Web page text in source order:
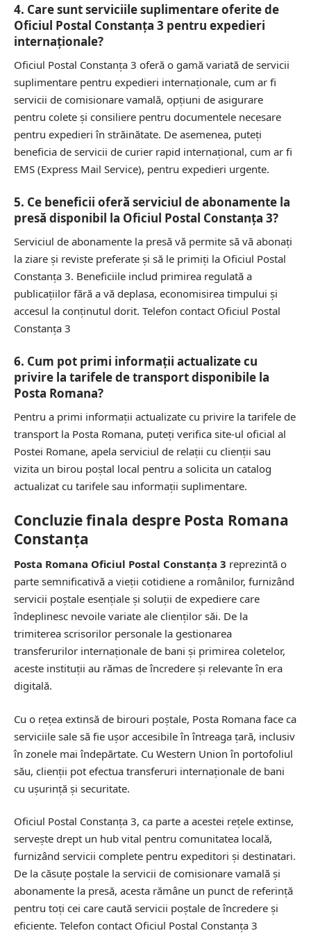
4. Care sunt serviciile suplimentare oferite de
Oficiul Postal Constanţa 3 pentru expedieri
internaționale?
Oficiul Postal Constanţa 3 oferă o gamă variată de servicii
suplimentare pentru expedieri internaționale, cum ar fi
servicii de comisionare vamală, opțiuni de asigurare
pentru colete și consiliere pentru documentele necesare
pentru expedieri în străinătate. De asemenea, puteți
beneficia de servicii de curier rapid internațional, cum ar fi
EMS (Express Mail Service), pentru expedieri urgente.
5. Ce beneficii oferă serviciul de abonamente la
presă disponibil la Oficiul Postal Constanţa 3?
Serviciul de abonamente la presă vă permite să vă abonați
la ziare și reviste preferate și să le primiți la Oficiul Postal
Constanţa 3. Beneficiile includ primirea regulată a
publicațiilor fără a vă deplasa, economisirea timpului și
accesul la conținutul dorit. Telefon contact Oficiul Postal
Constanţa 3
6. Cum pot primi informații actualizate cu
privire la tarifele de transport disponibile la
Posta Romana?
Pentru a primi informații actualizate cu privire la tarifele de
transport la Posta Romana, puteți verifica site-ul oficial al
Postei Romane, apela serviciul de relații cu clienții sau
vizita un birou poștal local pentru a solicita un catalog
actualizat cu tarifele sau informații suplimentare.
Concluzie finala despre Posta Romana
Constanţa
Posta Romana Oficiul Postal Constanţa 3 reprezintă o
parte semnificativă a vieții cotidiene a românilor, furnizând
servicii poștale esențiale și soluții de expediere care
îndeplinesc nevoile variate ale clienților săi. De la
trimiterea scrisorilor personale la gestionarea
transferurilor internaționale de bani și primirea coletelor,
aceste instituții au rămas de încredere și relevante în era
digitală.
Cu o rețea extinsă de birouri poștale, Posta Romana face ca
serviciile sale să fie ușor accesibile în întreaga țară, inclusiv
în zonele mai îndepărtate. Cu Western Union în portofoliul
său, clienții pot efectua transferuri internaționale de bani
cu ușurință și securitate.
Oficiul Postal Constanţa 3, ca parte a acestei rețele extinse,
servește drept un hub vital pentru comunitatea locală,
furnizând servicii complete pentru expeditori și destinatari.
De la căsuțe poștale la servicii de comisionare vamală și
abonamente la presă, acesta rămâne un punct de referință
pentru toți cei care caută servicii poștale de încredere și
eficiente. Telefon contact Oficiul Postal Constanţa 3